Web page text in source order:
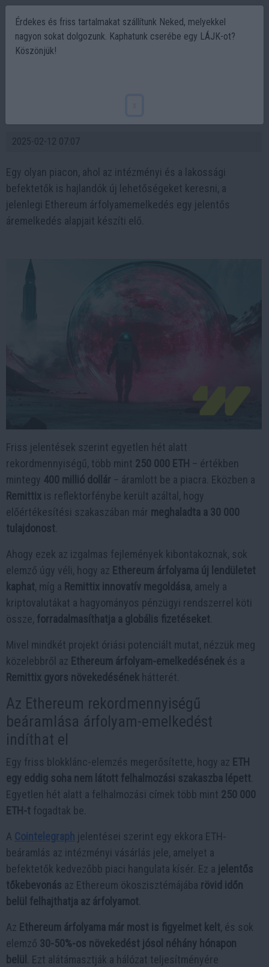
2025-02-12 07:07
Egy olyan piacon, ahol az intézményi és a lakossági
befektetők is hajlandók új lehetőségeket keresni, a
jelenlegi Ethereum árfolyamemelkedés egy jelentős
áremelkedés alapjait készíti elő.
Friss jelentések szerint egyetlen hét alatt
rekordmennyiségű, több mint 250 000 ETH – értékben
mintegy 400 millió dollár – áramlott be a piacra. Eközben a
Remittix is reflektorfénybe került azáltal, hogy
előértékesítési szakaszában már meghaladta a 30 000
tulajdonost
Ahogy ezek az izgalmas fejlemények kibontakoznak, sok
elemző úgy véli, hogy az Ethereum árfolyama új lendületet
kaphat, míg a Remittix innovatív megoldása, amely a
kriptovalutákat a hagyományos pénzügyi rendszerrel köti
össze, forradalmasíthatja a globális fizetéseket
Mivel mindkét projekt óriási potenciált mutat, nézzük meg
közelebbről az Ethereum árfolyam-emelkedésének és a
Remittix gyors növekedésének hátterét.
Az Ethereum rekordmennyiségű
beáramlása árfolyam-emelkedést
indíthat el
Egy friss blokklánc-elemzés megerősítette, hogy az ETH
egy eddig soha nem látott felhalmozási szakaszba lépett
Egyetlen hét alatt a felhalmozási címek több mint 250 000
ETH-t fogadtak be.
A Cointelegraph jelentései szerint egy ekkora ETH-
beáramlás az intézményi vásárlás jele, amelyet a
befektetők kedvezőbb piaci hangulata kísér. Ez a jelentős
tőkebevonás az Ethereum ökoszisztémájába rövid időn
belül felhajthatja az árfolyamot
Az Ethereum árfolyama már most is figyelmet kelt, és sok
elemző 30-50%-os növekedést jósol néhány hónapon
belül
. Ezt alátámasztják a hálózat teljesítményére
Érdekes és friss tartalmakat szállítunk Neked, melyekkel
nagyon sokat dolgozunk. Kaphatunk cserébe egy LÁJK-ot?
Köszönjük!